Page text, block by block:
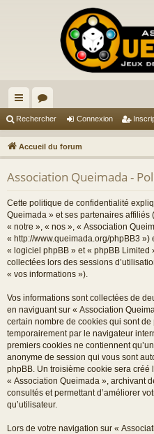
ac
co
ur
ci
s
or
u
m
s
Rechercher Connexion
Accueil du forum
Association Queimada -
Cette politique de confidentialité
Queimada » et ses partenaires affiliés
« notre », « nos », « Association
« http://www.queimada.org/phpBB3
« logiciel phpBB » et « phpBB Limited
collectées lors des sessions
« vos informations »).
Vos informations sont collectées de
en naviguant sur « Association
certain nombre de cookies qui sont
temporairement par le navigateur
premiers cookies ne contiennent
anonyme de session qui vous sont
phpBB. Un troisième cookie sera
« Association Queimada », archivant
consultés et permettant d’améliorer
qu’utilisateur.
Lors de votre navigation sur «